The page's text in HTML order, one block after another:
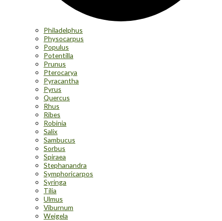
Philadelphus
Physocarpus
Populus
Potentilla
Prunus
Pterocarya
Pyracantha
Pyrus
Quercus
Rhus
Ribes
Robinia
Salix
Sambucus
Sorbus
Spiraea
Stephanandra
Symphoricarpos
Syringa
Tilia
Ulmus
Viburnum
Weigela